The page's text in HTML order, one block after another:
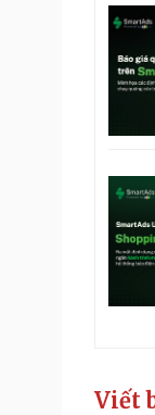
Viết